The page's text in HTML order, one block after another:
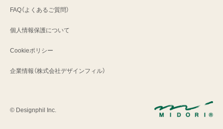
FAQ（よくあるご質問）
個人情報保護について
Cookieポリシー
企業情報（株式会社デザインフィル）
© Designphil Inc.